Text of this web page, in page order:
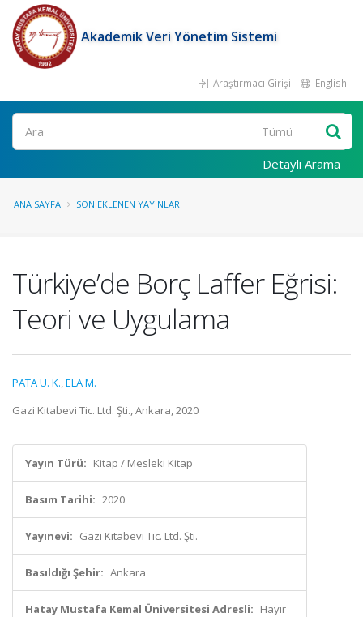
Akademik Veri Yönetim Sistemi
Araştırmacı Girişi English
Ara
Detaylı Arama
ANA SAYFA SON EKLENEN YAYINLAR
Türkiye’de Borç Laffer Eğrisi:
Teori ve Uygulama
PATA U. K.,ELA M.
Gazi Kitabevi Tic. Ltd. Şti., Ankara, 2020
Yayın Türü: Kitap / Mesleki Kitap
Basım Tarihi: 2020
Yayınevi: Gazi Kitabevi Tic. Ltd. Şti.
Basıldığı Şehir: Ankara
Hatay Mustafa Kemal Üniversitesi Adresli: Hayır